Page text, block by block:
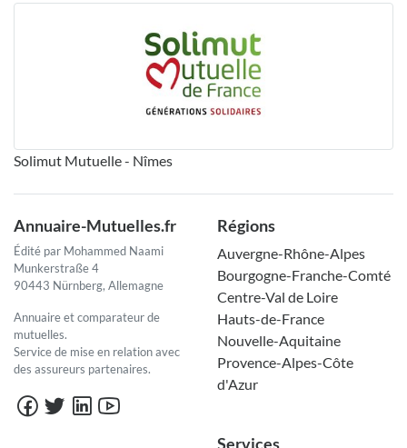
Solimut Mutuelle - Nîmes
Annuaire-Mutuelles.fr
Édité par Mohammed Naami
Munkerstraße 4
90443 Nürnberg, Allemagne
Annuaire et comparateur de
mutuelles.
Service de mise en relation avec
des assureurs partenaires.
Régions
Auvergne-Rhône-Alpes
Bourgogne-Franche-Comté
Centre-Val de Loire
Hauts-de-France
Nouvelle-Aquitaine
Provence-Alpes-Côte
d'Azur
Services